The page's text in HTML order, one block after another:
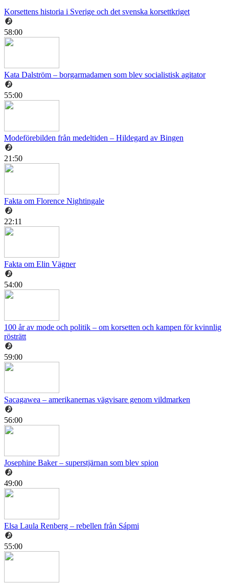
Korsettens historia i Sverige och det svenska korsettkriget
58:00
Kata Dalström – borgarmadamen som blev socialistisk agitator
55:00
Modeförebilden från medeltiden – Hildegard av Bingen
21:50
Fakta om Florence Nightingale
22:11
Fakta om Elin Vägner
54:00
100 år av mode och politik – om korsetten och kampen för kvinnlig
rösträtt
59:00
Sacagawea – amerikanernas vägvisare genom vildmarken
56:00
Josephine Baker – superstjärnan som blev spion
49:00
Elsa Laula Renberg – rebellen från Sápmi
55:00